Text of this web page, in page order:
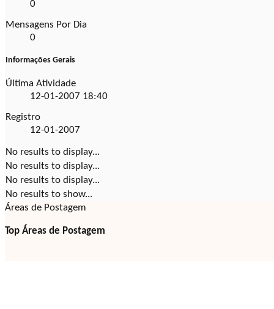
0
Mensagens Por Dia
0
Informações Gerais
Última Atividade
12-01-2007 18:40
Registro
12-01-2007
No results to display...
No results to display...
No results to display...
No results to show...
Áreas de Postagem
Top Áreas de Postagem